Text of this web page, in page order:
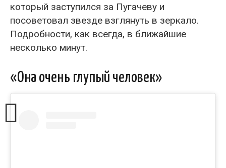
который заступился за Пугачеву и
посоветовал звезде взглянуть в зеркало.
Подробности, как всегда, в ближайшие
несколько минут.
«Она очень глупый человек»